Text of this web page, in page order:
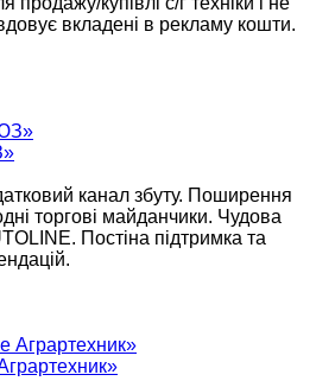
вкладені в рекламу кошти.
канал збуту. Поширення
торгові майданчики. Чудова
Постіна підтримка та